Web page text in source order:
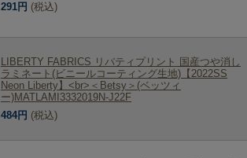
291円 (税込)
LIBERTY FABRICS リバティプリント 国産つや消し
ラミネート(ビニールコーティング生地)【2022SS
Neon Liberty】<br>＜Betsy＞(ベッツィ
ー)MATLAMI3332019N-J22F
484円 (税込)